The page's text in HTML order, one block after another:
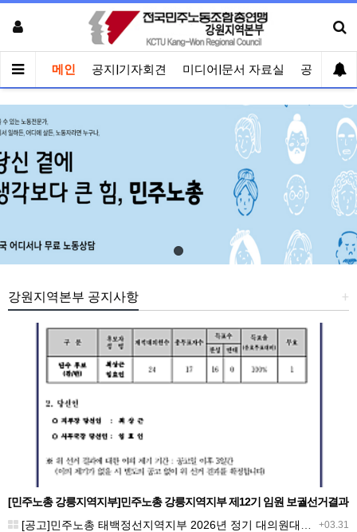
메인 공지|기자회견 미디어|문서 자료실 공유게시
+
강원지역본부 공지사항
[민주노총 강릉지역지부]민주노총 강릉지역지부 제12기 임원 보궐선거결과
공고
+03.31
[공고]민주노총 태백정선지역지부 2026년 정기 대의원대회 재소집 건